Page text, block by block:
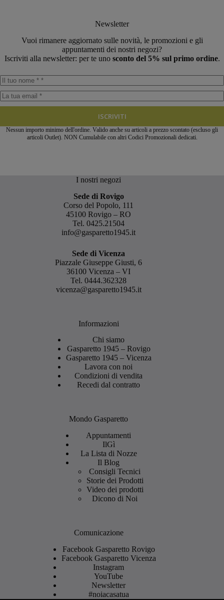
Newsletter
Vuoi rimanere aggiornato sulle novità, le promozioni e gli
appuntamenti dei nostri negozi?
Iscriviti alla newsletter: per te uno sconto del 5% sul primo ordine.
ISCRIVITI
Nessun importo minimo dell'ordine. Valido anche su articoli a prezzo scontato (escluso gli
articoli Outlet). NON Cumulabile con altri Codici Promozionali dedicati.
I nostri negozi
Sede di Rovigo
Corso del Popolo, 111
45100 Rovigo – RO
Tel.0425.21504
info@gasparetto1945.it
Sede di Vicenza
Piazzale Giuseppe Giusti, 6
36100 Vicenza – VI
Tel.0444.362328
vicenza@gasparetto1945.it
Informazioni
Chi siamo
Gasparetto 1945 – Rovigo
Gasparetto 1945 – Vicenza
Lavora con noi
Condizioni di vendita
Recedi dal contratto
Mondo Gasparetto
Appuntamenti
IlGì
La Lista di Nozze
Il Blog
Consigli Tecnici
Storie dei Prodotti
Video dei prodotti
Dicono di Noi
Comunicazione
Facebook Gasparetto Rovigo
Facebook Gasparetto Vicenza
Instagram
YouTube
Newsletter
#noiacasatua